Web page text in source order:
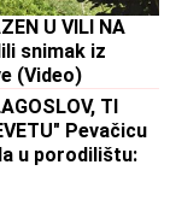
U VILI NA
snimak iz
(Video)
TI
Pevačicu
u porodilištu: